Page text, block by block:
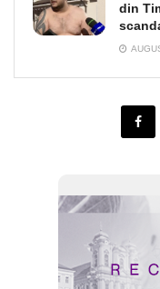
din